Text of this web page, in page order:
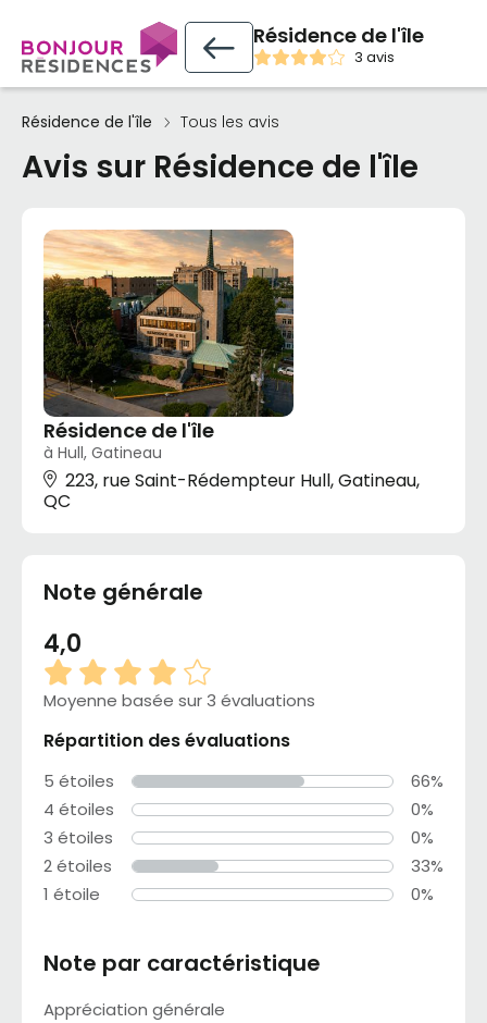
Résidence de l'île
3 avis
Résidence de l'île Tous les avis
Avis sur Résidence de l'île
Résidence de l'île
à Hull, Gatineau
223, rue Saint-Rédempteur Hull, Gatineau,
QC
Note générale
4,0
Moyenne basée sur 3 évaluations
Répartition des évaluations
5 étoiles
66%
4 étoiles
0%
3 étoiles
0%
2 étoiles
33%
1 étoile
0%
Note par caractéristique
Appréciation générale